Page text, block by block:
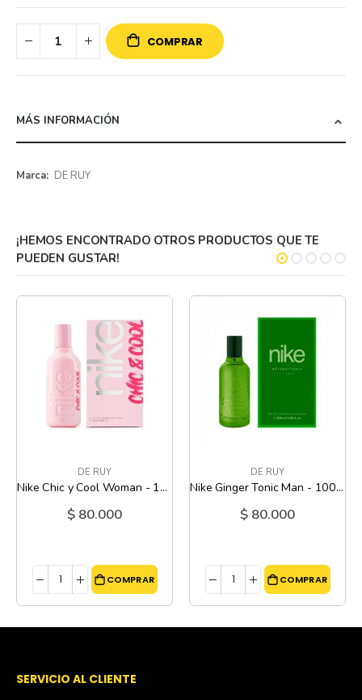
COMPRAR
MÁS INFORMACIÓN
Más
DE RUY
¡HEMOS ENCONTRADO OTROS PRODUCTOS QUE TE
PUEDEN GUSTAR!
DE RUY
Nike Chic y Cool Woman - 100 Ml
$ 80.000
COMPRAR
DE RUY
Nike Ginger Tonic Man - 100 Ml
$ 80.000
COMPRAR
SERVICIO AL CLIENTE